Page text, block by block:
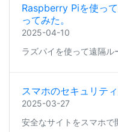
Raspberry Piを使っ
ってみた。
2025-04-10
ラズパイを使って遠隔ル
スマホのセキュリテ
2025-03-27
安全なサイトをスマホ